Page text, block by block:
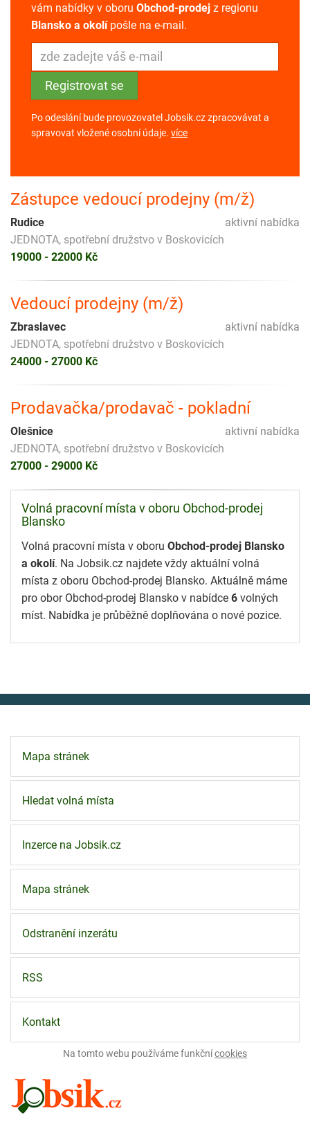
vám nabídky v oboru Obchod-prodej z regionu
Blansko a okolípošle na e-mail.
Po odeslání bude provozovatel Jobsik.cz zpracovávat a
spravovat vložené osobní údaje. více
Zástupce vedoucí prodejny (m/ž)
aktivní nabídka
Rudice
JEDNOTA, spotřební družstvo v Boskovicích
19000 - 22000 Kč
Vedoucí prodejny (m/ž)
aktivní nabídka
Zbraslavec
JEDNOTA, spotřební družstvo v Boskovicích
24000 - 27000 Kč
Prodavačka/prodavač - pokladní
aktivní nabídka
Olešnice
JEDNOTA, spotřební družstvo v Boskovicích
27000 - 29000 Kč
Volná pracovní místa v oboru Obchod-prodej
Blansko
Volná pracovní místa v oboru Obchod-prodej Blansko
a okolí. Na Jobsik.cz najdete vždy aktuální volná
místa z oboru Obchod-prodej Blansko. Aktuálně máme
pro obor Obchod-prodej Blansko v nabídce 6 volných
míst. Nabídka je průběžně doplňována o nové pozice.
Mapa stránek
Hledat volná místa
Inzerce na Jobsik.cz
Mapa stránek
Odstranění inzerátu
RSS
Kontakt
Na tomto webu používáme funkčnícookies